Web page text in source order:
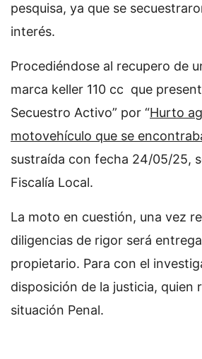
pesquisa, ya que se
interés.
Procediéndose al recupero de
marca keller 110 cc que
Secuestro Activo” por “Hurto
motovehículo que se
sustraída con fecha 24/05/25,
Fiscalía Local.
La moto en cuestión, una vez
diligencias de rigor será
propietario. Para con el
disposición de la justicia, quien
situación Penal.